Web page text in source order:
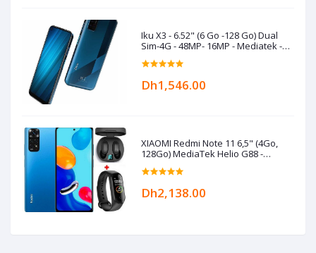
Iku X3 - 6.52" (6 Go -128 Go) Dual
Sim-4G - 48MP- 16MP - Mediatek -
5000 mAh- Bleu
Dh1,546.00
XIAOMI Redmi Note 11 6,5" (4Go,
128Go) MediaTek Helio G88 -
50MP/8MP+Kit+Band- Bleu
Dh2,138.00